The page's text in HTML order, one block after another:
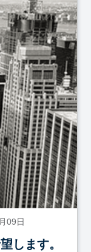
09日
します。